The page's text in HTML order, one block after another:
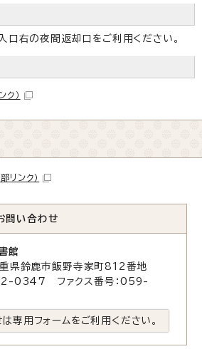
口右の夜間返却口をご利用ください。
ク）
部リンク）
問い合わせ
館
鈴鹿市飯野寺家町812番地
0347 ファクス番号：059-
専用フォームをご利用ください。